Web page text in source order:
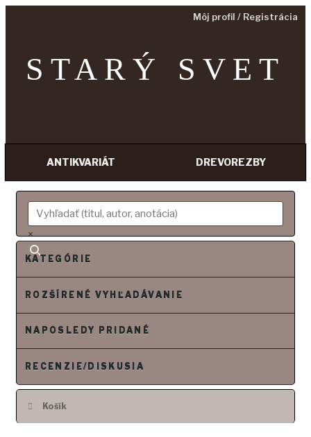
Môj profil / Registrácia
STARÝ SVET
ANTIKVARIÁT DREVOREZBY
Prejsť
obsah
×
KATEGÓRIE
ROZŠÍRENÉ VYHĽADÁVANIE
NAPOSLEDY PRIDANÉ
RECENZIE/DISKUSIA
Košík